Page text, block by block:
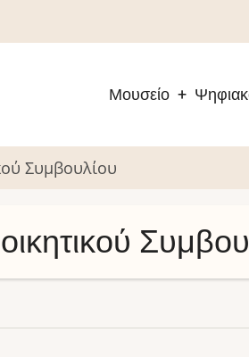
Μουσείο
Συμβουλίου